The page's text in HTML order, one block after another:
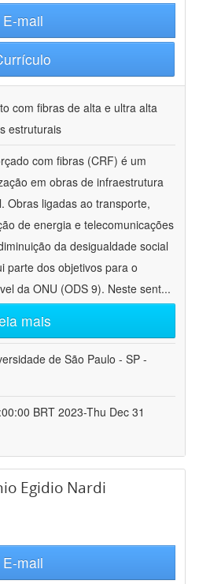
E-mail
com fibras de alta e ultra alta
estruturais
com fibras (CRF) é um
em obras de infraestrutura
Obras ligadas ao transporte,
de energia e telecomunicações
da desigualdade social
parte dos objetivos para o
da ONU (ODS 9). Neste sent...
mais
de São Paulo - SP -
BRT 2023-Thu Dec 31
Egidio Nardi
E-mail